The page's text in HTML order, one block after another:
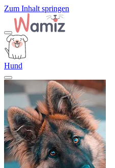
Zum Inhalt springen
Hund